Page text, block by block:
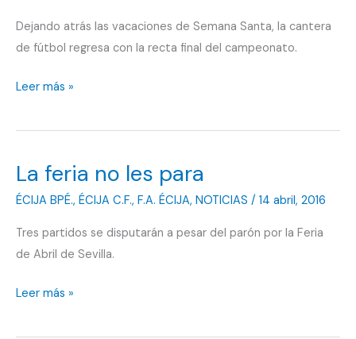
Dejando atrás las vacaciones de Semana Santa, la cantera
de fútbol regresa con la recta final del campeonato.
Existen
ocho
programados
en
Valle
Leer más »
La feria no les para
ÉCIJA BPÉ., ÉCIJA C.F., F.A. ÉCIJA, NOTICIAS / 14 abril, 2016
Tres partidos se disputarán a pesar del parón por la Feria
de Abril de Sevilla.
La
no
Leer más »